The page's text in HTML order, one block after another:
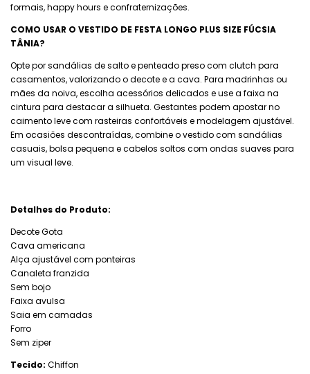
formais, happy hours e confraternizações.
COMO USAR O VESTIDO DE FESTA LONGO PLUS SIZE FÚCSIA
TÂNIA?
Opte por sandálias de salto e penteado preso com clutch para
casamentos, valorizando o decote e a cava. Para madrinhas ou
mães da noiva, escolha acessórios delicados e use a faixa na
cintura para destacar a silhueta. Gestantes podem apostar no
caimento leve com rasteiras confortáveis e modelagem ajustável.
Em ocasiões descontraídas, combine o vestido com sandálias
casuais, bolsa pequena e cabelos soltos com ondas suaves para
um visual leve.
Detalhes do Produto:
Decote Gota
Cava americana
Alça ajustável com ponteiras
Canaleta franzida
Sem bojo
Faixa avulsa
Saia em camadas
Forro
Sem ziper
Tecido: Chiffon